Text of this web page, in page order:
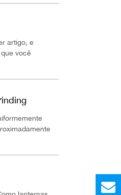
artigo, e
você